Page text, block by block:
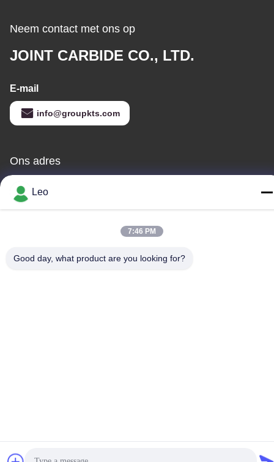
Neem contact met ons op
JOINT CARBIDE CO., LTD.
E-mail
info@groupkts.com
Ons adres
Adres
Nr 1700, het Noordensectie van Tianfu-Weg, High-tech Streek,
86--18483668520
Leo
7:46 PM
Good day, what product are you looking for?